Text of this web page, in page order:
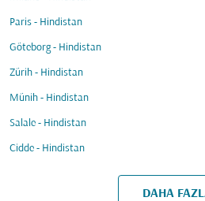
Paris - Hindistan
Göteborg - Hindistan
Zürih - Hindistan
Münih - Hindistan
Salale - Hindistan
Cidde - Hindistan
DAHA